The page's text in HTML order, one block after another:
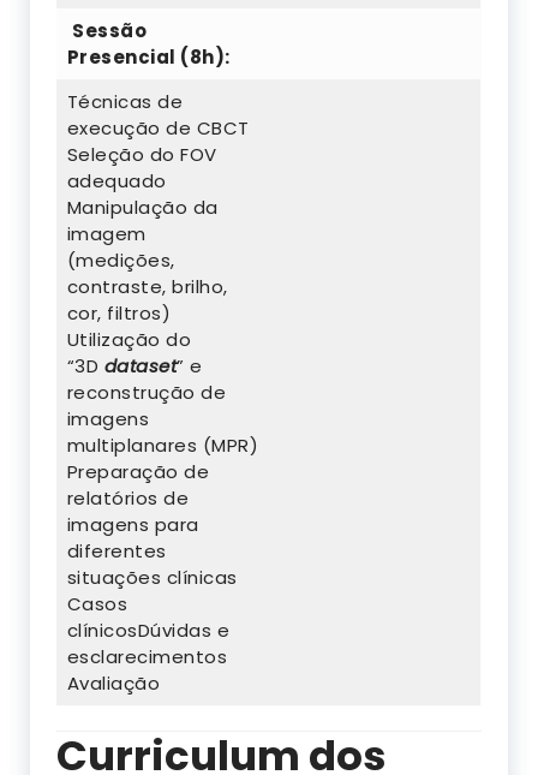
Sessão
Presencial (8h):
Técnicas de
execução de CBCT
Seleção do FOV
adequado
Manipulação da
imagem
(medições,
contraste, brilho,
cor, filtros)
Utilização do
“3D dataset” e
reconstrução de
imagens
multiplanares (MPR)
Preparação de
relatórios de
imagens para
diferentes
situações clínicas
Casos
clínicosDúvidas e
esclarecimentos
Avaliação
Curriculum dos